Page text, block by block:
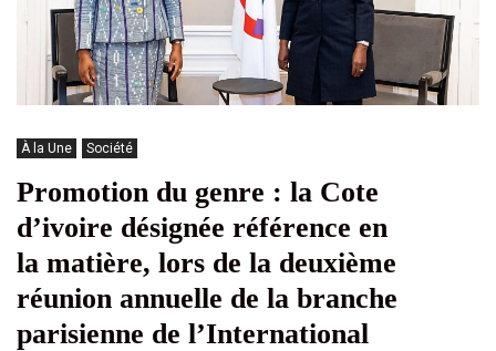
À la Une Société
Promotion du genre : la Cote
d’ivoire désignée référence en
la matière, lors de la deuxième
réunion annuelle de la branche
parisienne de l’International